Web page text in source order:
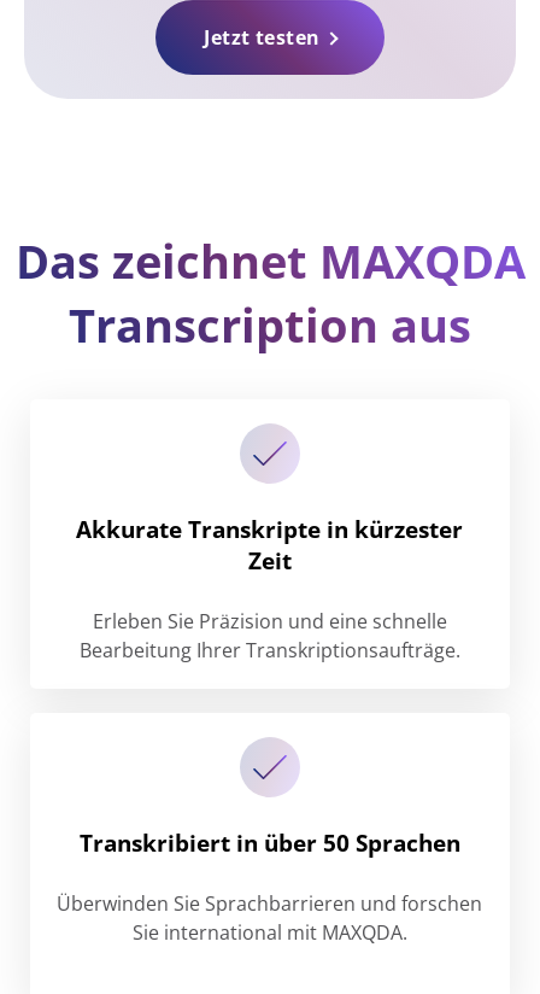
Jetzt testen
Das zeichnet MAXQDA
Transcription aus
Akkurate Transkripte in kürzester
Zeit
Erleben Sie Präzision und eine schnelle
Bearbeitung Ihrer Transkriptionsaufträge.
Transkribiert in über 50 Sprachen
Überwinden Sie Sprachbarrieren und forschen
Sie international mit MAXQDA.